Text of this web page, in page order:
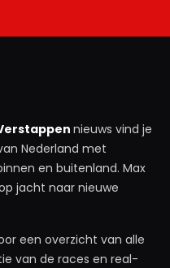
nieuws vind je
Nederland met
en buitenland. Max
jacht naar nieuwe
een overzicht van alle
van de races en real-